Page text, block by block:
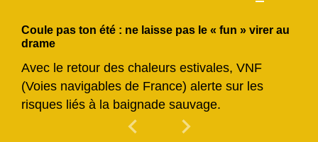
Coule pas ton été : ne laisse pas le « fun » virer au
drame
Avec le retour des chaleurs estivales, VNF
(Voies navigables de France) alerte sur les
risques liés à la baignade sauvage.
chevron_left Previous
chevron_right